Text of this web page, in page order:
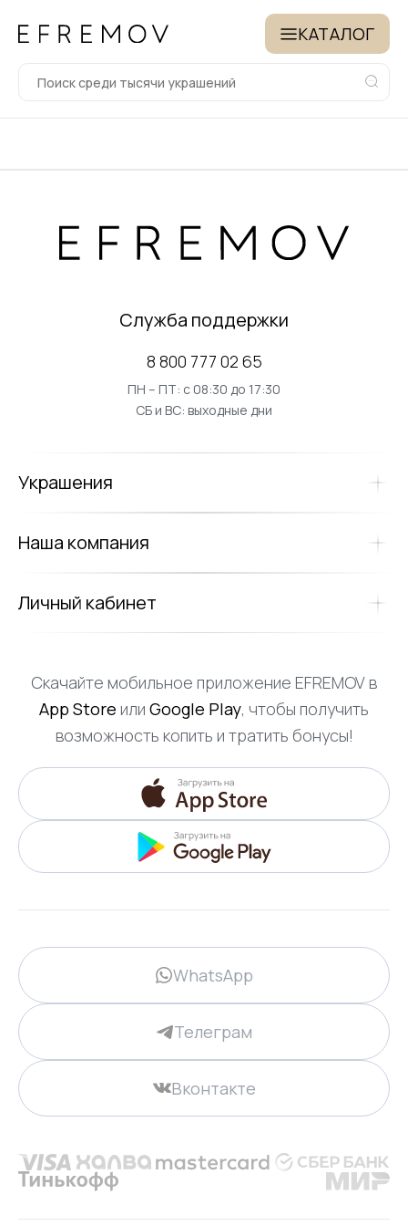
КАТАЛОГ
Служба поддержки
8 800 777 02 65
ПН – ПТ: с 08:30 до 17:30
СБ и ВС: выходные дни
Украшения
Наша компания
Личный кабинет
Скачайте мобильное приложение EFREMOV в
App Store или Google Play, чтобы получить
возможность копить и тратить бонусы!
WhatsApp
Телеграм
Вконтакте